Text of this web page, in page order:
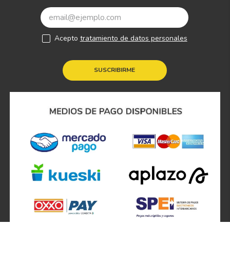
SUSCRIBIRME
Acepto tratamiento de datos personales